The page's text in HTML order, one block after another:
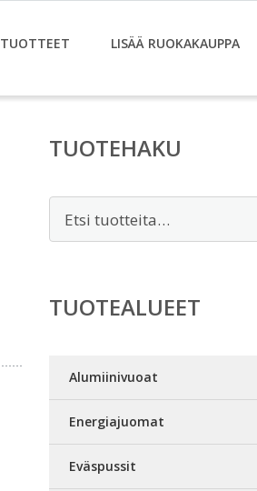
TUOTTEET LISÄÄ RUOKAKAUPPA
TUOTEHAKU
TUOTEALUEET
Alumiinivuoat
Energiajuomat
Eväspussit